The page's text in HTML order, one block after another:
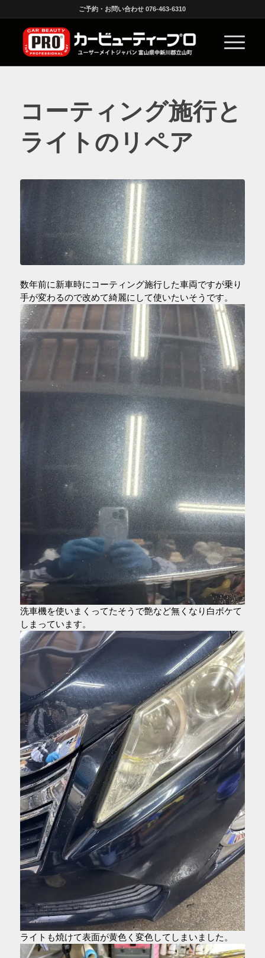
ご予約・お問い合わせ 076-463-6310
コーティング施行と
ライトのリペア
数年前に新車時にコーティング施行した車両ですが乗り
手が変わるので改めて綺麗にして使いたいそうです。
洗車機を使いまくってたそうで艶など無くなり白ボケて
しまっています。
ライトも焼けて表面が黄色く変色してしまいました。